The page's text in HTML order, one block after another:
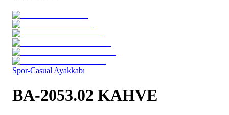
Spor-Casual Ayakkabı
BA-2053.02 KAHVE